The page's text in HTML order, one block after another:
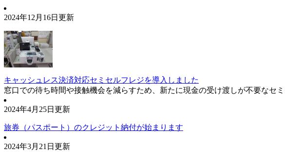
2024年12月16日更新
キャッシュレス決済対応セミセルフレジを導入しました
窓口での待ち時間や接触機会を減らすため、新たに現金の受け渡しが不要な
2024年4月25日更新
旅券（パスポート）のクレジット納付が始まります
2024年3月21日更新